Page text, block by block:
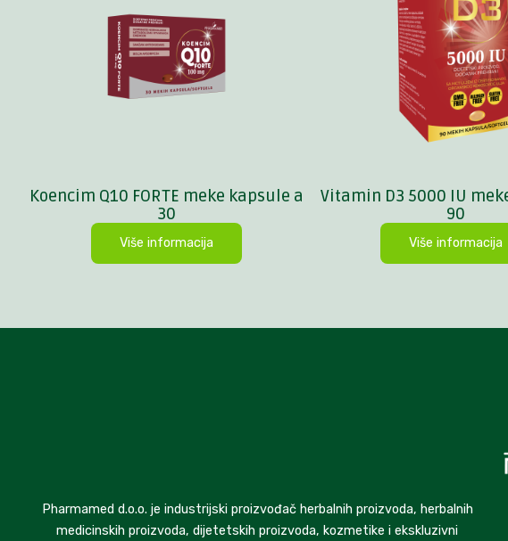
Koencim Q10 FORTE meke kapsule a
30
Više informacija
Vitamin D3 5000 IU
90
Više informacija
Pharmamed d.o.o. je industrijski proizvođač herbalnih proizvoda, herbalnih
medicinskih proizvoda, dijetetskih proizvoda, kozmetike i ekskluzivni